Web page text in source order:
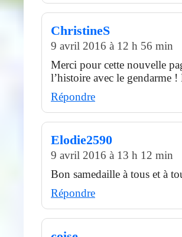
ChristineS
9 avril 2016 à 12 h 56 min
Merci pour cette nouvelle
l’histoire avec le gendarme
Répondre
Elodie2590
9 avril 2016 à 13 h 12 min
Bon samedaille à tous et à
Répondre